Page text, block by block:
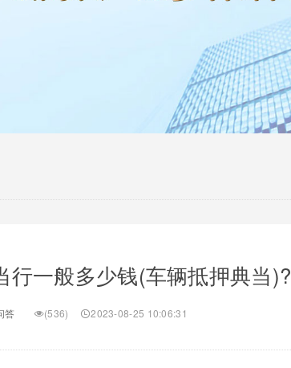
行一般多少钱(车辆抵押典当)?
答 (536) 2023-08-25 10:06:31